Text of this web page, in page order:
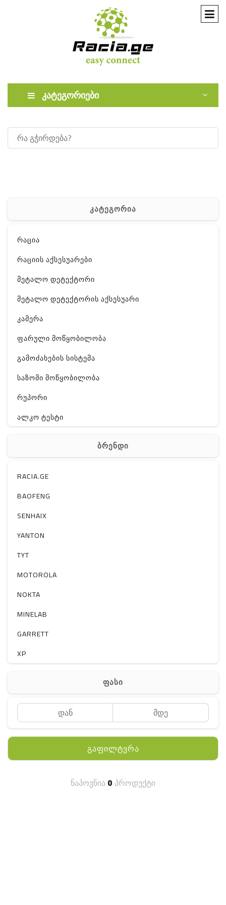
კატეგორიები
კატეგორია
რაცია
რაციის აქსესუარები
მეტალო დეტექტორი
მეტალო დეტექტორის აქსესუარი
კამერა
ფარული მოწყობილობა
გამოძახების სისტემა
საზომი მოწყობილობა
რუპორი
ალკო ტესტი
ელ. მოწყობილობები
მაგნიტი
სხვა
ბრენდი
RACIA.GE
BAOFENG
SENHAIX
YANTON
TYT
MOTOROLA
NOKTA
MINELAB
GARRETT
XP
QYT
ფასი
გაფილტვრა
ნაპოვნია0 პროდუქტი